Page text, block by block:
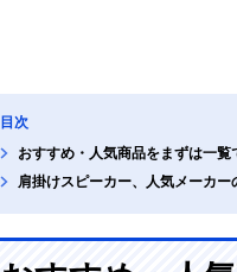
目次
おすすめ・人気商品をまずは一覧
肩掛けスピーカー、人気メーカー